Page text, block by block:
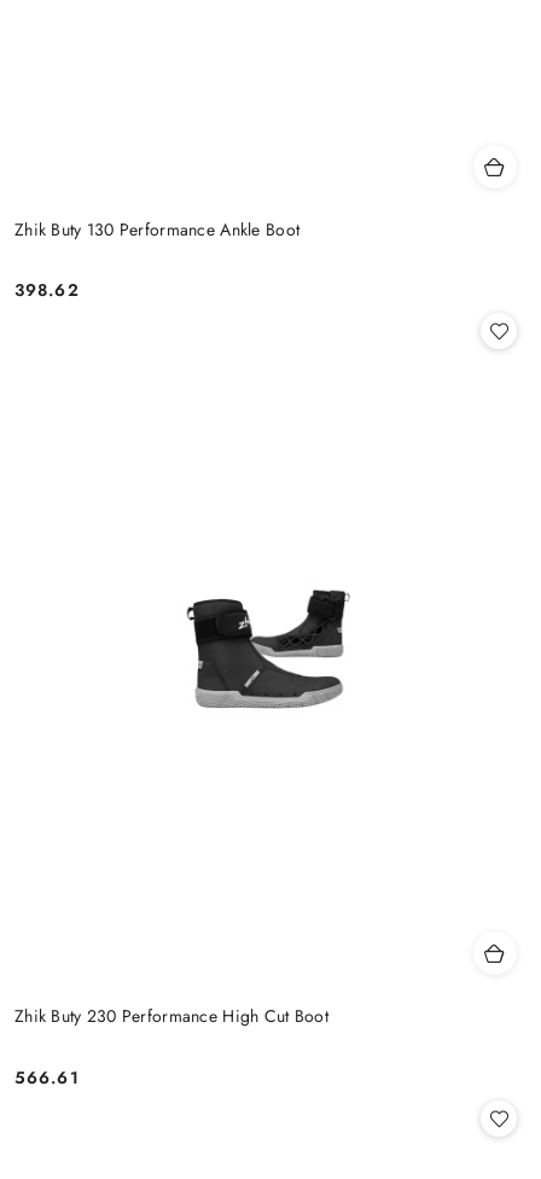
Zhik Buty 130 Performance Ankle Boot
Cena:
398.62
Zhik Buty 230 Performance High Cut Boot
Cena:
566.61